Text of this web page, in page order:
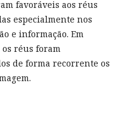
favoráveis aos réus
especialmente nos
e informação. Em
réus foram
de forma recorrente os